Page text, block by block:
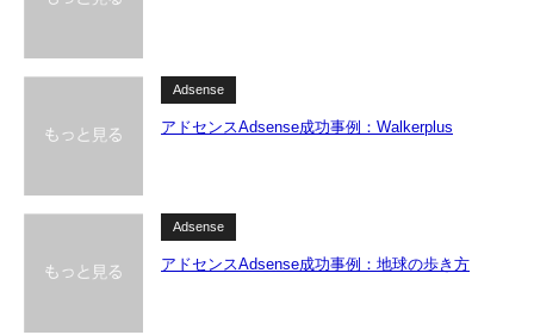
Adsense
アドセンスAdsense成功事例：Walkerplus
Adsense
アドセンスAdsense成功事例：地球の歩き方